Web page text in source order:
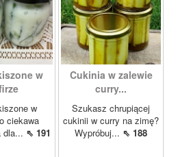
w
w
ciekawa
dla... ⇖ 191
Cukinia w zalewie
curry...
Szukasz chrupiącej
cukinii w curry na zimę?
Wypróbuj... ⇖ 188